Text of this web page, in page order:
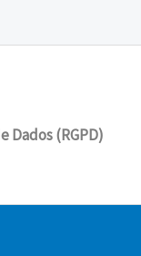
Dados (RGPD)